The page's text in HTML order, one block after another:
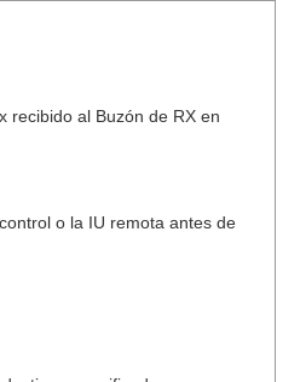
recibido al Buzón de RX en
o la IU remota antes de